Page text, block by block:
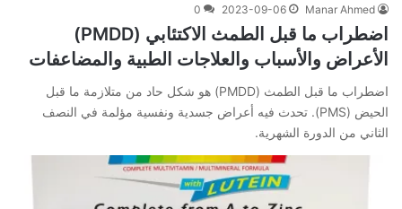
Manar Ahmed
2023-09-06
0
اضطراب ما قبل الطمث الاكتئابي (PMDD)
الأعراض والأسباب والعلاجات الطبية والمضاعفات
اضطراب ما قبل الطمث (PMDD) هو شكل حاد من متلازمة ما قبل
الحيض (PMS). تحدث فيه أعراض جسدية ونفسية مؤلمة في النصف
الثاني من الدورة الشهرية.